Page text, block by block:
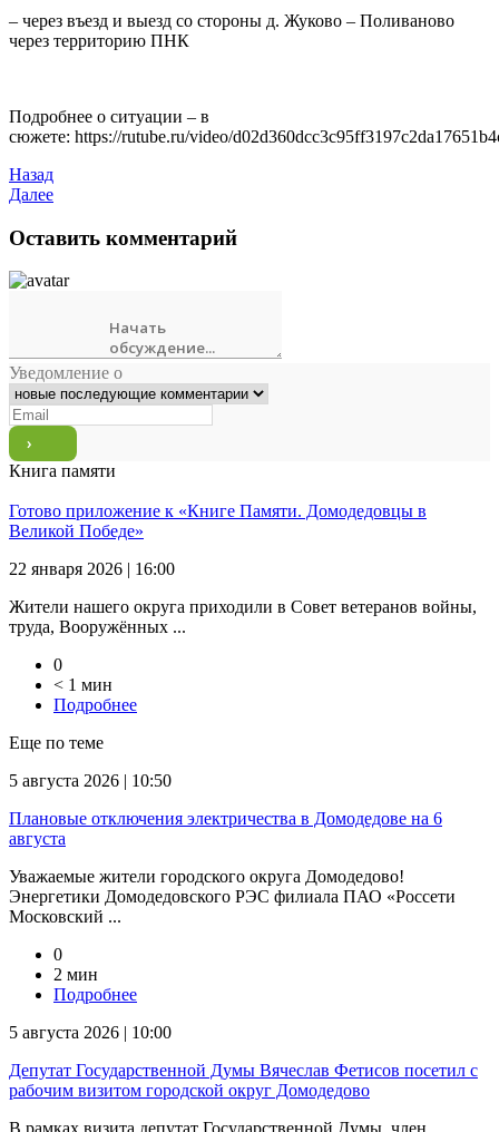
– через въезд и выезд со стороны д. Жуково – Поливаново
через территорию ПНК
Подробнее о ситуации – в
сюжете: https://rutube.ru/video/
Назад
Далее
Оставить комментарий
Уведомление о
Книга памяти
Готово приложение к «Книге Памяти. Домодедовцы в
Великой Победе»
22 января 2026 | 16:00
Жители нашего округа приходили в Совет ветеранов войны,
труда, Вооружённых ...
0
< 1 мин
Подробнее
Еще по теме
5 августа 2026 | 10:50
Плановые отключения электричества в Домодедове на 6
августа
Уважаемые жители городского округа Домодедово!
Энергетики Домодедовского РЭС филиала ПАО «Россети
Московский ...
0
2 мин
Подробнее
5 августа 2026 | 10:00
Депутат Государственной Думы Вячеслав Фетисов посетил с
рабочим визитом городской округ Домодедово